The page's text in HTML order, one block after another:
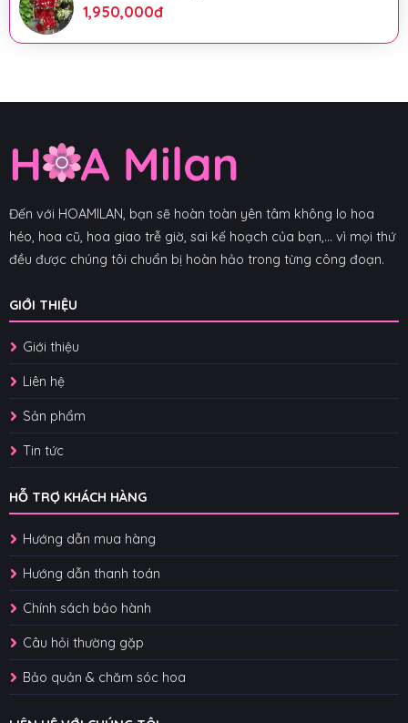
1,950,000đ
Đến với HOAMILAN, bạn sẽ hoàn toàn yên tâm không lo hoa
héo, hoa cũ, hoa giao trễ giờ, sai kế hoạch của bạn,... vì mọi thứ
đều được chúng tôi chuẩn bị hoàn hảo trong từng công đoạn.
GIỚI THIỆU
Giới thiệu
Liên hệ
Sản phẩm
Tin tức
HỖ TRỢ KHÁCH HÀNG
Hướng dẫn mua hàng
Hướng dẫn thanh toán
Chính sách bảo hành
Câu hỏi thường gặp
Bảo quản & chăm sóc hoa